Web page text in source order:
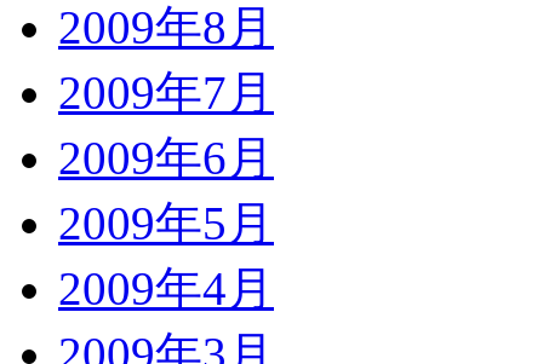
2009年8月
2009年7月
2009年6月
2009年5月
2009年4月